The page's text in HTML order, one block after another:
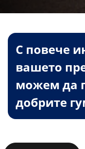
С повече
вашето
можем да
добрите